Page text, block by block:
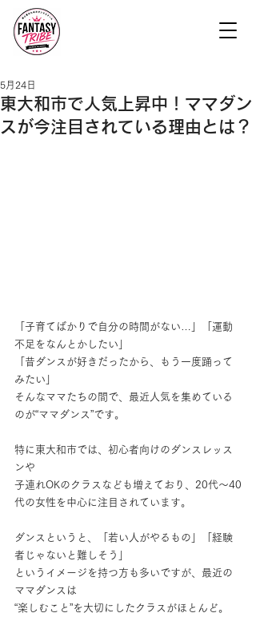
東大和市で人気上昇中！ママダン
スが今注目されている理由とは？
5月24日
「子育てばかりで自分の時間がない…」「運動
不足をなんとかしたい」
「昔ダンスが好きだったから、もう一度踊って
みたい」
そんなママたちの間で、最近人気を集めている
のが“ママダンス”です。
特に東大和市では、初心者向けのダンスレッス
ンや
子連れOKのクラスなども増えており、20代〜40
代の女性を中心に注目されています。
ダンスというと、「若い人がやるもの」「経験
者じゃないと難しそう」
というイメージを持つ方も多いですが、最近の
ママダンスは
“楽しむこと”を大切にしたクラスがほとんど。